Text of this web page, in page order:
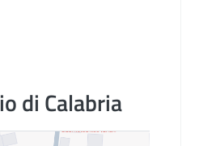
di Calabria